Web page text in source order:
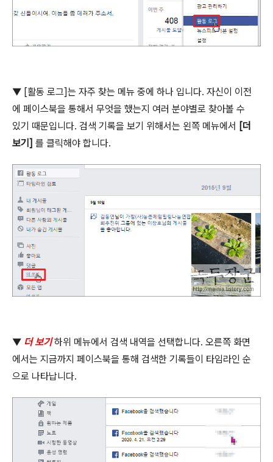
▼ [활동 로그]는 자주 찾는 메뉴 중에 하나 입니다. 자신이 이전
에 페이스북을 통해서 무엇을 했는지 여러 분야별로 찾아볼 수
있기 때문입니다. 검색 기록을 보기 위해서는 왼쪽 메뉴에서 [더
보기 ] 를 클릭해야 합니다.
▼ 더 보기 하위 메뉴에서 검색 내역을 선택합니다. 오른쪽 화면
에서는 지금까지 페이스북을 통해 검색한 기록들이 타임라인 순
으로 나타납니다.